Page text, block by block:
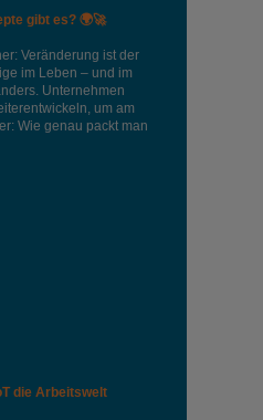
gibt es? 🌍🚀
Veränderung ist der
im Leben – und im
Unternehmen
um am
Wie genau packt man
die Arbeitswelt